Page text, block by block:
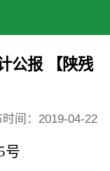
公报 【陕残
间： 2019-04-22
号